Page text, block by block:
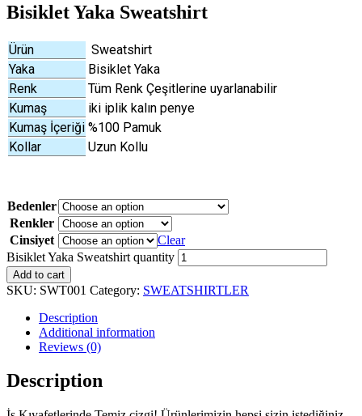
Bisiklet Yaka Sweatshirt
Ürün
Sweatshirt
Yaka
Bisiklet Yaka
Renk
Tüm Renk Çeşitlerine uyarlanabilir
Kumaş
iki iplik kalın penye
Kumaş İçeriği %100 Pamuk
Kollar
Uzun Kollu
Bedenler
Renkler
Cinsiyet
Clear
Bisiklet Yaka Sweatshirt quantity
Add to cart
SKU: SWT001 Category: SWEATSHIRTLER
Description
Additional information
Reviews (0)
Description